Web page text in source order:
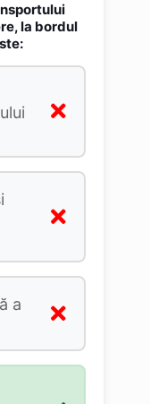
la bordul
a